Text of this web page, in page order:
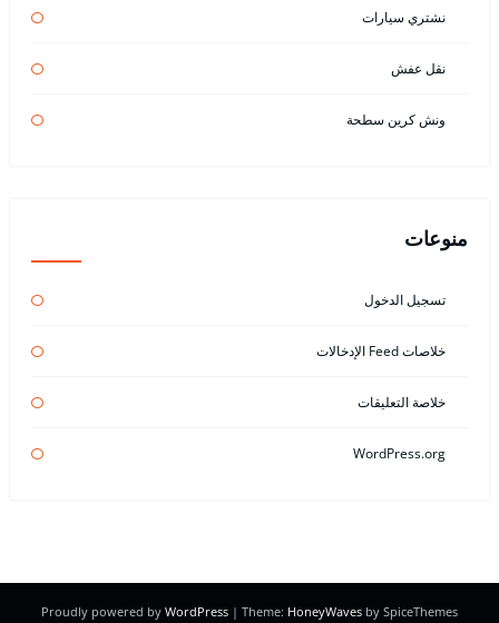
نشتري سيارات
نقل عفش
ونش كرين سطحة
منوعات
تسجيل الدخول
خلاصات Feed الإدخالات
خلاصة التعليقات
WordPress.org
Proudly powered by WordPress | Theme: HoneyWaves by SpiceThemes